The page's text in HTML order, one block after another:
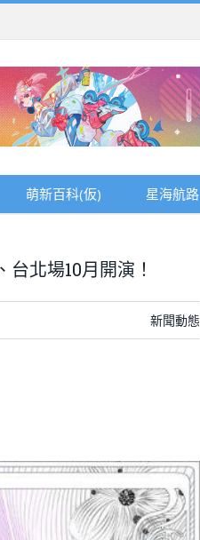
萌新百科(仮) 星海航路
北場10月開演！
新聞動態